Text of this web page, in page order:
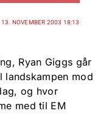
13. NOVEMBER 2003 18:13
Ryan Giggs går
mod
og hvor
med til EM